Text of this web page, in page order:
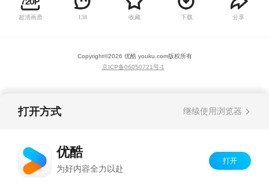
王，守护着彩灵堡和人类世界的和平。
超清画质 138 收藏 下载 分享
Copyright©2026 优酷 youku.com版权所有
京ICP备06050721号-1
打开方式 继续使用浏览器
优酷
为好内容全力以赴
打开